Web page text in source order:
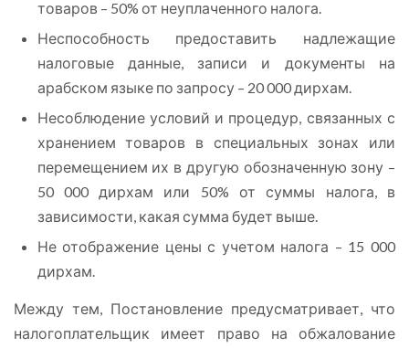
товаров – 50% от неуплаченного налога.
Неспособность предоставить надлежащие
налоговые данные, записи и документы на
арабском языке по запросу – 20 000 дирхам.
Несоблюдение условий и процедур, связанных с
хранением товаров в специальных зонах или
перемещением их в другую обозначенную зону –
50 000 дирхам или 50% от суммы налога, в
зависимости, какая сумма будет выше.
Не отображение цены с учетом налога – 15 000
дирхам.
Между тем, Постановление предусматривает, что
налогоплательщик имеет право на обжалование